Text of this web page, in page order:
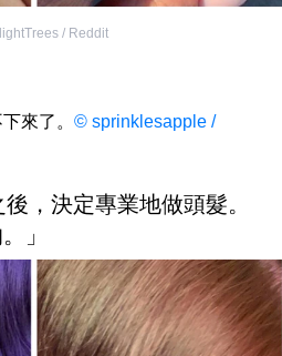
/ Reddit
來了。 © sprinklesapple /
，決定專業地做頭髮。
」